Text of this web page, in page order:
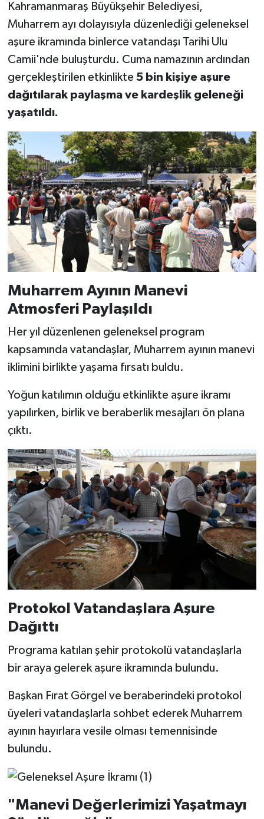
Kahramanmaraş Büyükşehir Belediyesi,
Muharrem ayı dolayısıyla düzenlediği geleneksel
aşure ikramında binlerce vatandaşı Tarihi Ulu
Camii'nde buluşturdu. Cuma namazının ardından
gerçekleştirilen etkinlikte 5 bin kişiye aşure
dağıtılarak paylaşma ve kardeşlik geleneği
yaşatıldı.
Muharrem Ayının Manevi
Atmosferi Paylaşıldı
Her yıl düzenlenen geleneksel program
kapsamında vatandaşlar, Muharrem ayının manevi
iklimini birlikte yaşama fırsatı buldu.
Yoğun katılımın olduğu etkinlikte aşure ikramı
yapılırken, birlik ve beraberlik mesajları ön plana
çıktı.
Protokol Vatandaşlara Aşure
Dağıttı
Programa katılan şehir protokolü vatandaşlarla
bir araya gelerek aşure ikramında bulundu.
Başkan Fırat Görgel ve beraberindeki protokol
üyeleri vatandaşlarla sohbet ederek Muharrem
ayının hayırlara vesile olması temennisinde
bulundu.
"Manevi Değerlerimizi Yaşatmayı
MEDYA
SEÇİM 2011
ÜÇÜNCÜ SAYFA
BİLİMNET
Yemek
SİVİL TOPLUM
SEÇİM 2014
KİM KİMDİR
ÇEK GÖNDER
KİTAP
OTOMOBİL
TARİH
Politika
YEREL
BÖLGEDEN
BİLİM TEKNOLOJİ
SEÇİM 2015
ÇEVRE
YARIŞMALAR
TANITIM
HABERDE İNSAN